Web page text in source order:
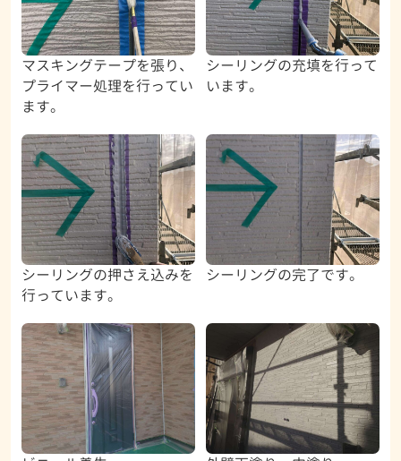
マスキングテープを張り、
プライマー処理を行ってい
ます。
シーリングの充填を行って
います。
シーリングの押さえ込みを
行っています。
シーリングの完了です。